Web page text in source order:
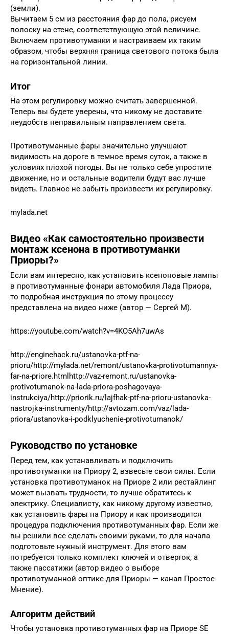
(земли).
Вычитаем 5 см из расстояния фар до пола, рисуем
полоску на стене, соответствующую этой величине.
Включаем противотуманки и настраиваем их таким
образом, чтобы верхняя граница светового потока была
на горизонтальной линии.
Итог
На этом регулировку можно считать завершенной.
Теперь вы будете уверены, что никому не доставите
неудобств неправильным направлением света.
Противотуманные фары значительно улучшают
видимость на дороге в темное время суток, а также в
условиях плохой погоды. Вы не только себе упростите
движение, но и остальные водители будут вас лучше
видеть. Главное не забыть произвести их регулировку.
mylada.net
Видео «Как самостоятельно произвести
монтаж ксенона в противотуманки
Приоры?»
Если вам интересно, как установить ксеноновые лампы
в противотуманные фонари автомобиля Лада Приора,
то подробная инструкция по этому процессу
представлена на видео ниже (автор — Сергей М).
https://youtube.com/watch?v=4KO5Ah7uwAs
http://enginehack.ru/ustanovka-ptf-na-
prioru/http://mylada.net/remont/ustanovka-protivotumannyx-
far-na-priore.htmlhttp://vaz-remont.ru/ustanovka-
protivotumanok-na-lada-priora-poshagovaya-
instrukciya/http://priorik.ru/lajfhak-ptf-na-prioru-ustanovka-
nastrojka-instrumenty/http://avtozam.com/vaz/lada-
priora/ustanovka-i-podklyuchenie-protivotumanok/
Руководство по установке
Перед тем, как устанавливать и подключить
противотуманки на Приору 2, взвесьте свои силы. Если
установка противотуманок на Приоре 2 или рестайлинг
может вызвать трудности, то лучше обратитесь к
электрику. Специалисту, как никому другому известно,
как установить фары на Приору и как производится
процедура подключения противотуманных фар. Если же
вы решили все сделать своими руками, то для начала
подготовьте нужный инструмент. Для этого вам
потребуется только комплект ключей и отверток, а
также пассатижи (автор видео о выборе
противотуманной оптике для Приоры — канал Простое
Мнение).
Алгоритм действий
Чтобы установка противотуманных фар на Приоре SE